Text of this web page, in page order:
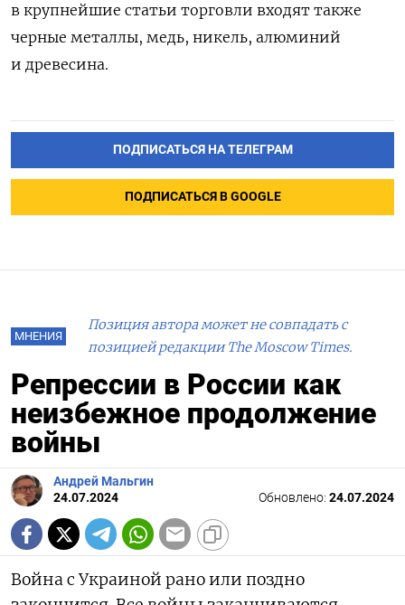
в крупнейшие статьи торговли входят также
черные металлы, медь, никель, алюминий
и древесина.
ПОДПИСАТЬСЯ НА ТЕЛЕГРАМ
ПОДПИСАТЬСЯ В GOOGLE
МНЕНИЯ
Позиция автора может не совпадать с
позицией редакции The Moscow Times.
Репрессии в России как
неизбежное продолжение
войны
Андрей Мальгин
24.07.2024
Обновлено: 24.07.2024
Война с Украиной рано или поздно